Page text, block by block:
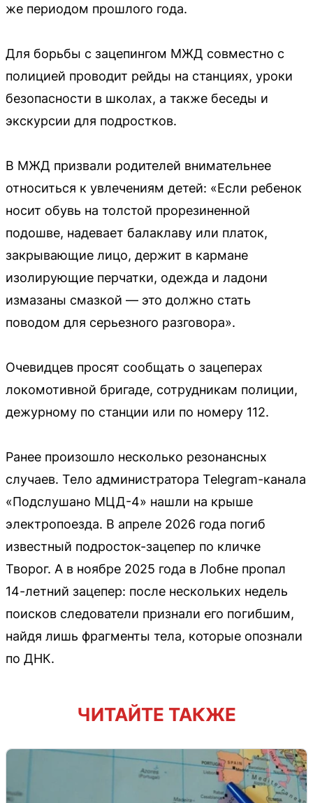
же периодом прошлого года.
Для борьбы с зацепингом МЖД совместно с
полицией проводит рейды на станциях, уроки
безопасности в школах, а также беседы и
экскурсии для подростков.
В МЖД призвали родителей внимательнее
относиться к увлечениям детей: «Если ребенок
носит обувь на толстой прорезиненной
подошве, надевает балаклаву или платок,
закрывающие лицо, держит в кармане
изолирующие перчатки, одежда и ладони
измазаны смазкой — это должно стать
поводом для серьезного разговора».
Очевидцев просят сообщать о зацеперах
локомотивной бригаде, сотрудникам полиции,
дежурному по станции или по номеру 112.
Ранее произошло несколько резонансных
случаев. Тело администратора Telegram-канала
«Подслушано МЦД-4» нашли на крыше
электропоезда. В апреле 2026 года погиб
известный подросток-зацепер по кличке
Творог. А в ноябре 2025 года в Лобне пропал
14-летний зацепер: после нескольких недель
поисков следователи признали его погибшим,
найдя лишь фрагменты тела, которые опознали
по ДНК.
ЧИТАЙТЕ ТАКЖЕ